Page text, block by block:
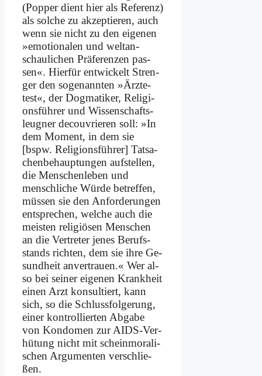
(Pop­per dient hier als Re­fe­renz)
als sol­che zu ak­zep­tie­ren, auch
wenn sie nicht zu den ei­ge­nen
»emo­tio­na­len und welt­an­
schau­li­chen Prä­fe­ren­zen pas­
sen«. Hier­für ent­wickelt Stren­
ger den so­ge­nann­ten »Ärz­te­
test«, der Dog­ma­ti­ker, Re­li­gi­
ons­füh­rer und Wis­sen­schafts­
leug­ner de­cou­vrie­ren soll: »In
dem Mo­ment, in dem sie
[bspw. Re­li­gi­ons­füh­rer] Tat­sa­
chen­be­haup­tun­gen auf­stel­len,
die Men­schen­le­ben und
mensch­li­che Wür­de be­tref­fen,
müs­sen sie den An­for­de­run­gen
ent­spre­chen, wel­che auch die
mei­sten re­li­giö­sen Men­schen
an die Ver­tre­ter je­nes Be­rufs­
stands rich­ten, dem sie ih­re Ge­
sund­heit an­ver­trau­en.« Wer al­
so bei sei­ner ei­ge­nen Krank­heit
ei­nen Arzt kon­sul­tiert, kann
sich, so die Schluss­fol­ge­rung,
ei­ner kon­trol­lier­ten Ab­ga­be
von Kon­do­men zur AIDS-Ver­
hü­tung nicht mit schein­mo­ra­li­
schen Ar­gu­men­ten ver­schlie­
ßen.